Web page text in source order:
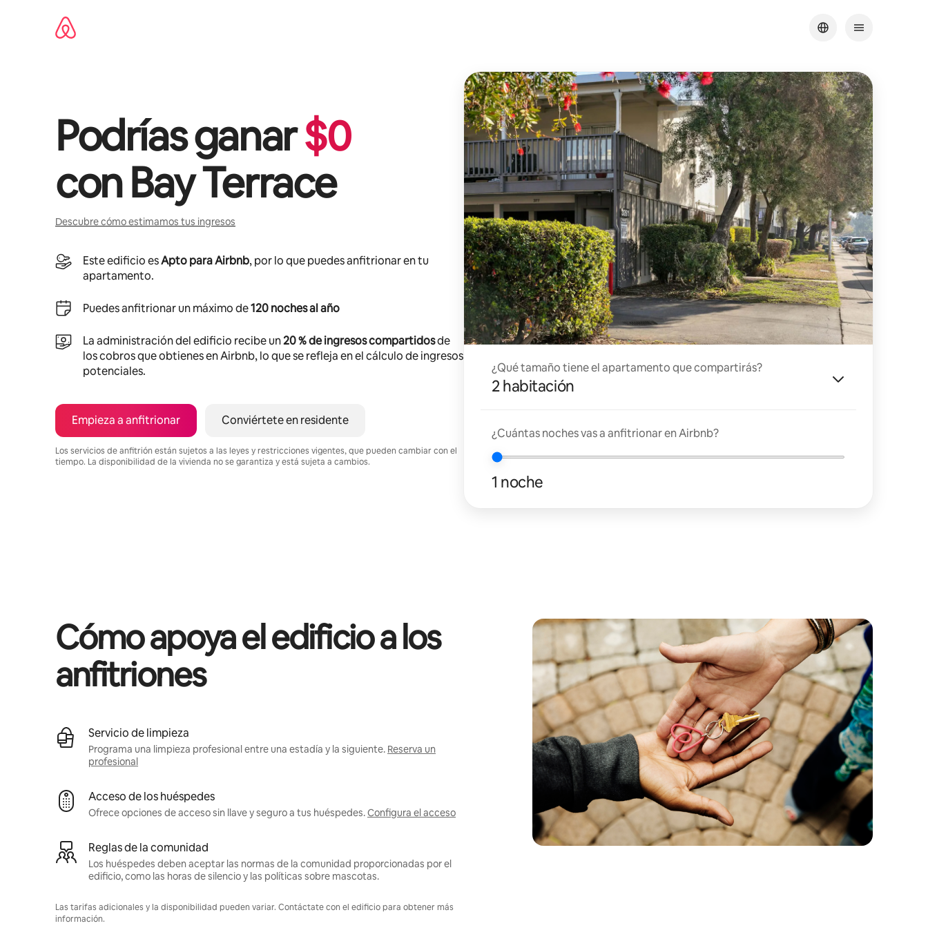
Podrías ganar$0
conBay Terrace
Descubre cómo estimamos tus ingresos
Este edificio esApto para Airbnb, por lo que puedes anfitrionar en tu
apartamento.
Puedes anfitrionar un máximo de120 noches al año
La administración del edificio recibe un20 % de ingresos compartidosde
los cobros que obtienes en Airbnb, lo que se refleja en el cálculo de ingresos
potenciales.
Empieza a anfitrionar Conviértete en residente
Los servicios de anfitrión están sujetos a las leyes y restricciones vigentes, que pueden cambiar con el
tiempo. La disponibilidad de la vivienda no se garantiza y está sujeta a cambios.
¿Qué tamaño tiene el apartamento que compartirás?
2 habitación
¿Cuántas noches vas a anfitrionar en Airbnb?
1 noche
Cómo apoya el edificio a los
anfitriones
Servicio de limpieza
Programa una limpieza profesional entre una estadía y la siguiente. Reserva un
profesional
Acceso de los huéspedes
Ofrece opciones de acceso sin llave y seguro a tus huéspedes.Configura el acceso
Reglas de la comunidad
Los huéspedes deben aceptar las normas de la comunidad proporcionadas por el
edificio, como las horas de silencio y las políticas sobre mascotas.
Las tarifas adicionales y la disponibilidad pueden variar. Contáctate con el edificio para obtener más
información.